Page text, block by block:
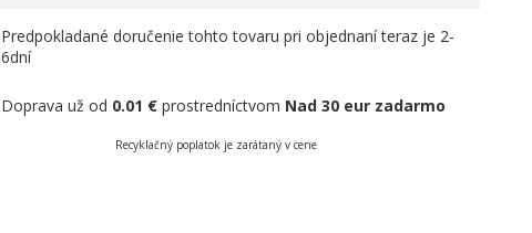
Predpokladané doručenie tohto tovaru pri objednaní teraz je 2-
6dní
Doprava už od 0.01 € prostredníctvom Nad 30 eur zadarmo
Recyklačný poplatok je zarátaný v cene